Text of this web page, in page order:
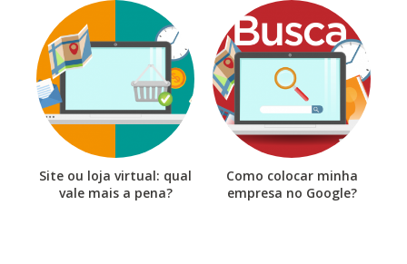
Site ou loja virtual: qual
vale mais a pena?
Como colocar minha
empresa no Google?